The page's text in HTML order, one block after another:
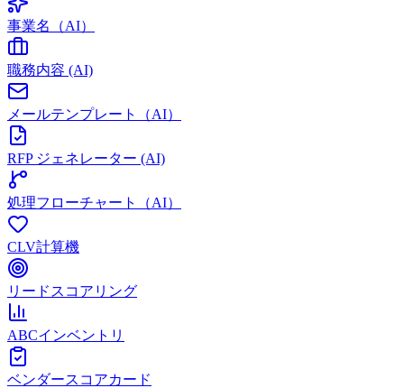
事業名（AI）
職務内容 (AI)
メールテンプレート（AI）
RFP ジェネレーター (AI)
処理フローチャート（AI）
CLV計算機
リードスコアリング
ABCインベントリ
ベンダースコアカード